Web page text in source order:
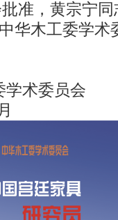
准，黄宗宁
华木工委学术
委员会